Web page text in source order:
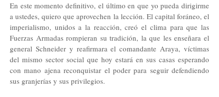
En este momento definitivo, el último en que yo pueda dirigirme
a ustedes, quiero que aprovechen la lección. El capital foráneo, el
imperialismo, unidos a la reacción, creó el clima para que las
Fuerzas Armadas rompieran su tradición, la que les enseñara el
general Schneider y reafirmara el comandante Araya, víctimas
del mismo sector social que hoy estará en sus casas esperando
con mano ajena reconquistar el poder para seguir defendiendo
sus granjerías y sus privilegios.